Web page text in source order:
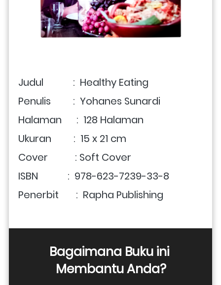
Judul            :  Healthy Eating
Penulis         :  Yohanes Sunardi
Halaman      :  128 Halaman
Ukuran         :  15 x 21 cm
Cover           : Soft Cover
ISBN            :  978-623-7239-33-8
Penerbit       :  Rapha Publishing
Bagaimana Buku ini
Membantu Anda?